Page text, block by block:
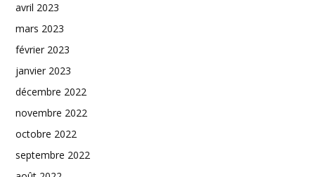
avril 2023
mars 2023
février 2023
janvier 2023
décembre 2022
novembre 2022
octobre 2022
septembre 2022